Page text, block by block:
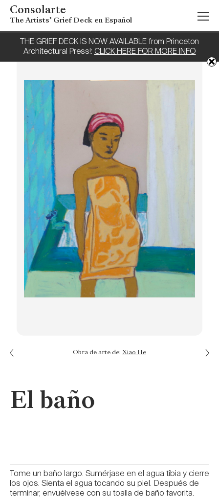
Consolarte
The Artists’ Grief Deck en Español
Obra de arte de: Xiao He
El baño
Tome un baño largo. Sumérjase en el agua tibia y cierre
los ojos. Sienta el agua tocando su piel. Después de
terminar, envuélvese con su toalla de baño favorita.
THE GRIEF DECK IS NOW AVAILABLE from Princeton
Architectural Press!: CLICK HERE FOR MORE INFO